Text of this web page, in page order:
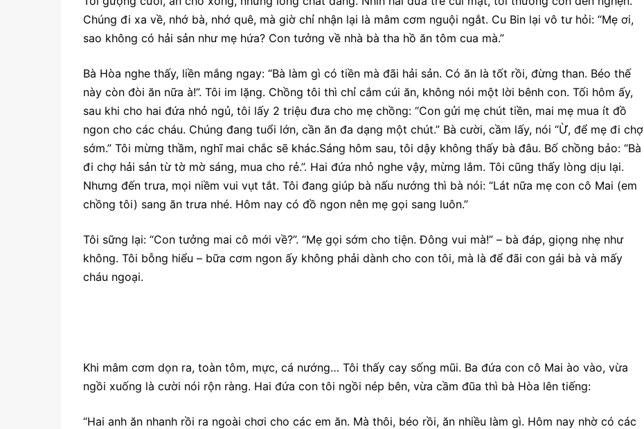
Chúng đi xa về, nhớ bà, nhớ quê, mà giờ chỉ nhận lại là mâm cơm nguội ngắt. Cu Bin lại vô tư hỏi: “Mẹ ơi,
sao không có hải sản như mẹ hứa? Con tưởng về nhà bà tha hồ ăn tôm cua mà.”
Bà Hòa nghe thấy, liền mắng ngay: “Bà làm gì có tiền mà đãi hải sản. Có ăn là tốt rồi, đừng than. Béo thế
này còn đòi ăn nữa à!”. Tôi im lặng. Chồng tôi thì chỉ cắm cúi ăn, không nói một lời bênh con. Tối hôm ấy,
sau khi cho hai đứa nhỏ ngủ, tôi lấy 2 triệu đưa cho mẹ chồng: “Con gửi mẹ chút tiền, mai mẹ mua ít đồ
ngon cho các cháu. Chúng đang tuổi lớn, cần ăn đa dạng một chút.” Bà cười, cầm lấy, nói “Ừ, để mẹ đi chợ
sớm.” Tôi mừng thầm, nghĩ mai chắc sẽ khác.Sáng hôm sau, tôi dậy không thấy bà đâu. Bố chồng bảo: “Bà
đi chợ hải sản từ tờ mờ sáng, mua cho rẻ.”. Hai đứa nhỏ nghe vậy, mừng lắm. Tôi cũng thấy lòng dịu lại.
Nhưng đến trưa, mọi niềm vui vụt tắt. Tôi đang giúp bà nấu nướng thì bà nói: “Lát nữa mẹ con cô Mai (em
chồng tôi) sang ăn trưa nhé. Hôm nay có đồ ngon nên mẹ gọi sang luôn.”
Tôi sững lại: “Con tưởng mai cô mới về?”. “Mẹ gọi sớm cho tiện. Đông vui mà!” – bà đáp, giọng nhẹ như
không. Tôi bỗng hiểu – bữa cơm ngon ấy không phải dành cho con tôi, mà là để đãi con gái bà và mấy
cháu ngoại.
Khi mâm cơm dọn ra, toàn tôm, mực, cá nướng… Tôi thấy cay sống mũi. Ba đứa con cô Mai ào vào, vừa
ngồi xuống là cười nói rộn ràng. Hai đứa con tôi ngồi nép bên, vừa cầm đũa thì bà Hòa lên tiếng:
“Hai anh ăn nhanh rồi ra ngoài chơi cho các em ăn. Mà thôi, béo rồi, ăn nhiều làm gì. Hôm nay nhờ có các